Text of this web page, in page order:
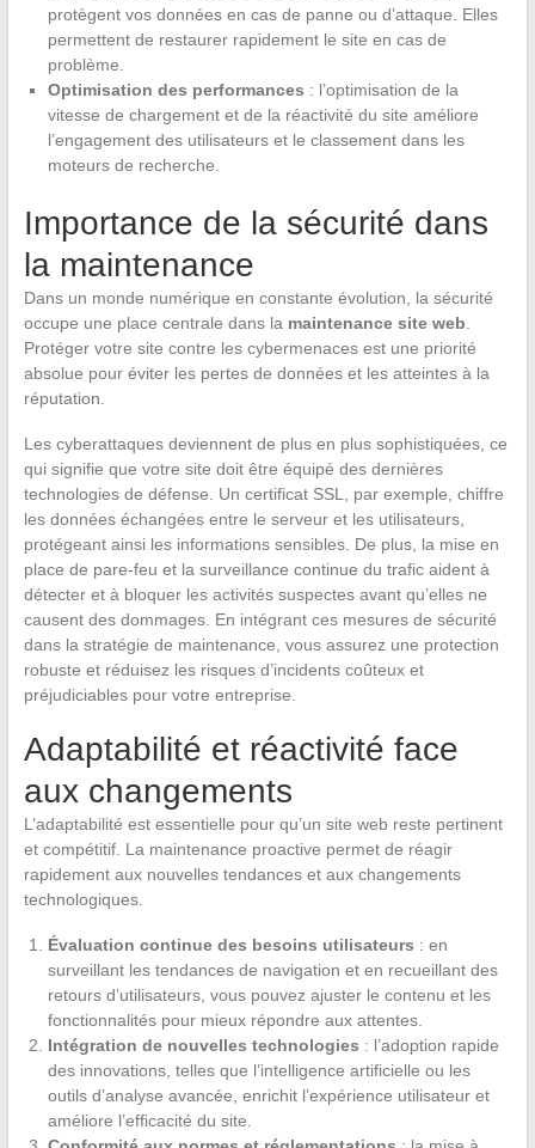
protègent vos données en cas de panne ou d’attaque. Elles
permettent de restaurer rapidement le site en cas de
problème.
Optimisation des performances : l’optimisation de la
vitesse de chargement et de la réactivité du site améliore
l’engagement des utilisateurs et le classement dans les
moteurs de recherche.
Importance de la sécurité dans
la maintenance
Dans un monde numérique en constante évolution, la sécurité
occupe une place centrale dans la maintenance site web
Protéger votre site contre les cybermenaces est une priorité
absolue pour éviter les pertes de données et les atteintes à la
réputation.
Les cyberattaques deviennent de plus en plus sophistiquées, ce
qui signifie que votre site doit être équipé des dernières
technologies de défense. Un certificat SSL, par exemple, chiffre
les données échangées entre le serveur et les utilisateurs,
protégeant ainsi les informations sensibles. De plus, la mise en
place de pare-feu et la surveillance continue du trafic aident à
détecter et à bloquer les activités suspectes avant qu’elles ne
causent des dommages. En intégrant ces mesures de sécurité
dans la stratégie de maintenance, vous assurez une protection
robuste et réduisez les risques d’incidents coûteux et
préjudiciables pour votre entreprise.
Adaptabilité et réactivité face
aux changements
L’adaptabilité est essentielle pour qu’un site web reste pertinent
et compétitif. La maintenance proactive permet de réagir
rapidement aux nouvelles tendances et aux changements
technologiques.
Évaluation continue des besoins utilisateurs : en
surveillant les tendances de navigation et en recueillant des
retours d’utilisateurs, vous pouvez ajuster le contenu et les
fonctionnalités pour mieux répondre aux attentes.
Intégration de nouvelles technologies : l’adoption rapide
des innovations, telles que l’intelligence artificielle ou les
outils d’analyse avancée, enrichit l’expérience utilisateur et
améliore l’efficacité du site.